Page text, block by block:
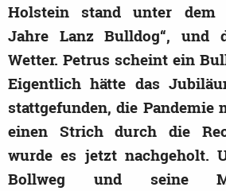
Holstein stand unter dem
Jahre Lanz Bulldog“, und
Wetter. Petrus scheint ein
Eigentlich hätte das
stattgefunden, die Pandemie
einen Strich durch die
wurde es jetzt nachgeholt.
Bollweg und seine